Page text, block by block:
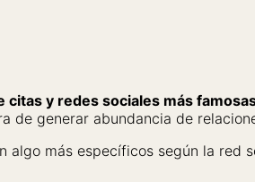
citas y redes sociales más
de generar abundancia de
más específicos según la red